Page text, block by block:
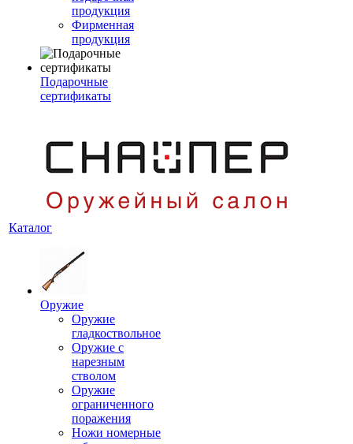
продукция
Фирменная
продукция
Подарочные
сертификаты
Каталог
Оружие
Оружие
гладкоствольное
Оружие с
нарезным
стволом
Оружие
ограниченного
поражения
Ножи номерные